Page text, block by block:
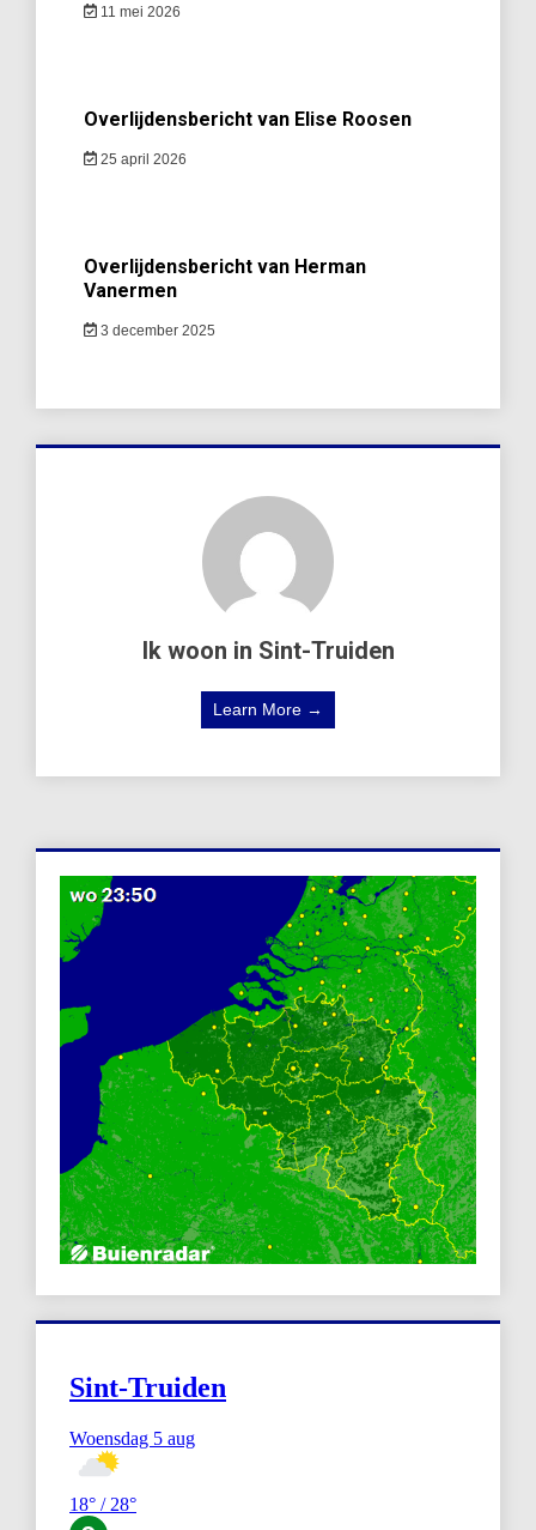
11 mei 2026
Overlijdensbericht van Elise Roosen
25 april 2026
Overlijdensbericht van Herman
Vanermen
3 december 2025
Ik woon in Sint-Truiden
Learn More →